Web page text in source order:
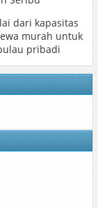
dari kapasitas
murah untuk
pribadi